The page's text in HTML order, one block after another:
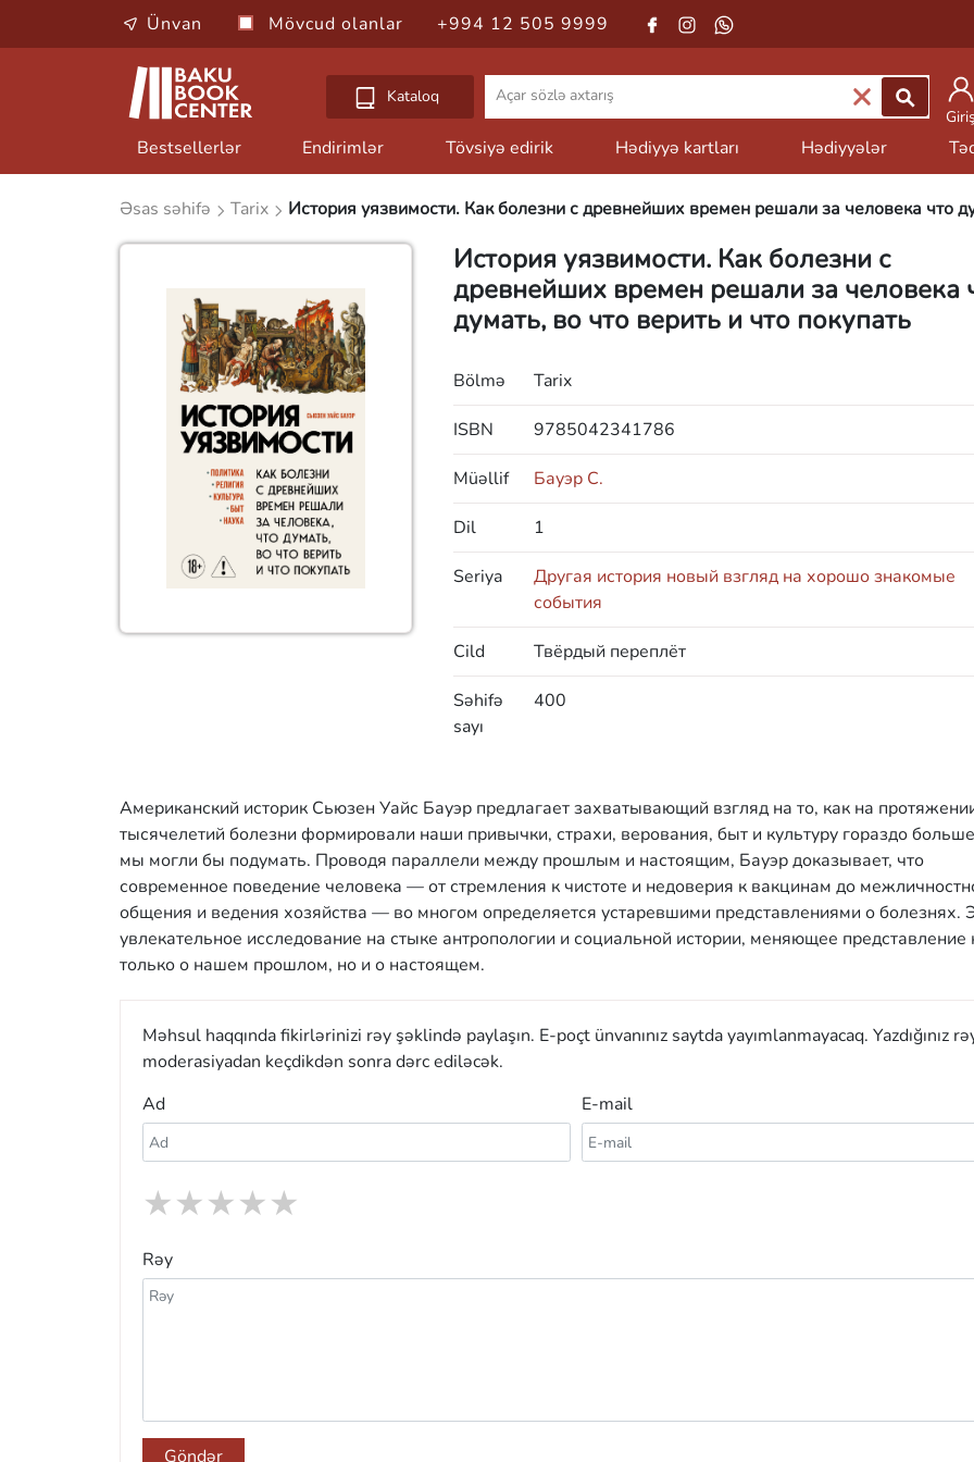
Ünvan Mövcud olanlar +994 12 505 9999
Kataloq
Bestsellerlər Endirimlər Tövsiyə edirik Hədiyyə kartları Hədiyyələr
Əsas səhifə Tarix История уязвимости. Как болезни с древнейших времен решали за человека что
История уязвимости. Как болезни с
древнейших времен решали за человека
думать, во что верить и что покупать
Bölmə Tarix
ISBN 9785042341786
Müəllif Бауэр С.
Dil 1
Seriya
Другая история новый взгляд на хорошо знакомые
события
Cild Твёрдый переплёт
Səhifə
sayı
400
Американский историк Сьюзен Уайс Бауэр предлагает захватывающий взгляд на то, как на
тысячелетий болезни формировали наши привычки, страхи, верования, быт и культуру гораздо
мы могли бы подумать. Проводя параллели между прошлым и настоящим, Бауэр доказывает, что
современное поведение человека — от стремления к чистоте и недоверия к вакцинам до
общения и ведения хозяйства — во многом определяется устаревшими представлениями о болезнях.
увлекательное исследование на стыке антропологии и социальной истории, меняющее представление
только о нашем прошлом, но и о настоящем.
Məhsul haqqında fikirlərinizi rəy şəklində paylaşın. E-poçt ünvanınız saytda yayımlanmayacaq. Yazdığınız
moderasiyadan keçdikdən sonra dərc ediləcək.
Ad
E-mail
★
★
★
★
★
Rəy
Göndər